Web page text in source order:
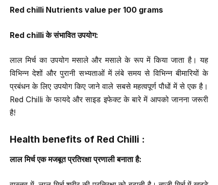
Red chilli Nutrients value per 100 grams
Red chilliके संभावित उपयोग:
लाल मिर्च का उपयोग मसाले और मसाले के रूप में किया जाता है। यह
विभिन्न देशों और पुरानी सभ्यताओं में लंबे समय से विभिन्न बीमारियों के
प्रबंधन के लिए उपयोग किए जाने वाले सबसे महत्वपूर्ण पौधों में से एक है।
Red Chilli के फायदे और साइड इफेक्ट के बारे में आपको जानना जरूरी
है!
Health benefits of Red Chilli :
लाल मिर्च एक मजबूत प्रतिरक्षा प्रणाली बनाता है: